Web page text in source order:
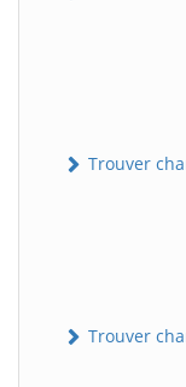
Trouver
Trouver